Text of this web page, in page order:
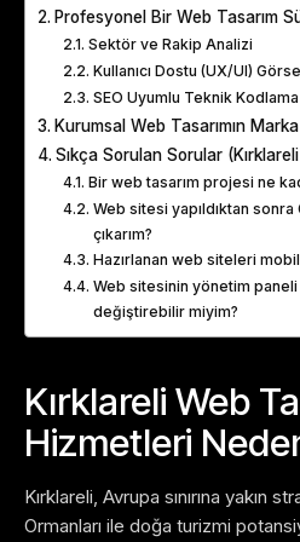
Profesyonel Bir Web Tasarım
Sektör ve Rakip Analizi
Kullanıcı Dostu (UX/UI)
SEO Uyumlu Teknik Kodlama
Kurumsal Web Tasarımın
Sıkça Sorulan Sorular
Bir web tasarım projesi ne
Web sitesi yapıldıktan sonra
çıkarım?
Hazırlanan web siteleri
Web sitesinin yönetim paneli
değiştirebilir miyim?
Kırklareli Web
Hizmetleri
Kırklareli, Avrupa sınırına yakın
Ormanları ile doğa turizmi